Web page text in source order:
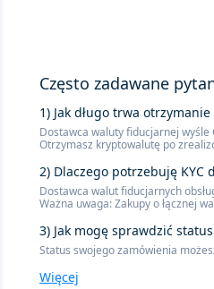
Często zadawane
1) Jak długo trwa
Dostawca waluty fiducjarnej wyśle
Otrzymasz kryptowalutę po
2) Dlaczego potrzebuję
Dostawca walut fiducjarnych
Ważna uwaga: Zakupy o łącznej
3) Jak mogę sprawdzić
Status swojego zamówienia
Więcej